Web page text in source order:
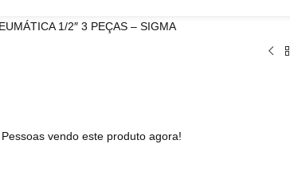
1/2″ 3 PEÇAS – SIGMA
Pessoas vendo este produto agora!